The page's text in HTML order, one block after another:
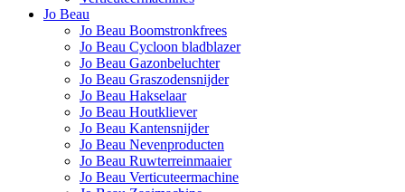
Jo Beau
Jo Beau Boomstronkfrees
Jo Beau Cycloon bladblazer
Jo Beau Gazonbeluchter
Jo Beau Graszodensnijder
Jo Beau Hakselaar
Jo Beau Houtkliever
Jo Beau Kantensnijder
Jo Beau Nevenproducten
Jo Beau Ruwterreinmaaier
Jo Beau Verticuteermachine